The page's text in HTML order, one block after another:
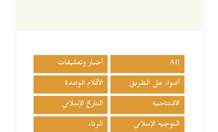
All أخبار وتعليقات
أضواء على الطريق الأقلام الواعدة
الافتتاحية التاريخ الإسلامي
التوجيه الإسلامي الرثاء